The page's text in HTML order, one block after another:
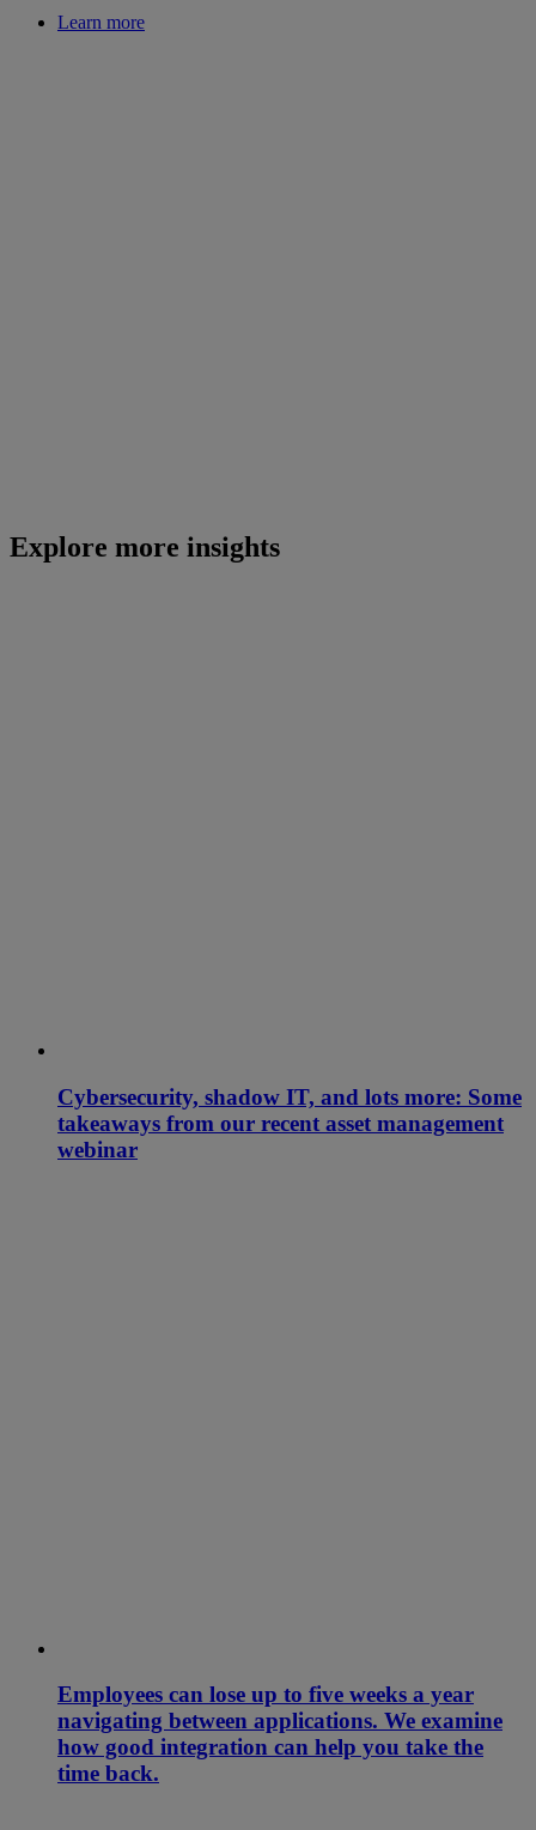
Learn more
Explore more insights
Cybersecurity, shadow IT, and lots more: Some
takeaways from our recent asset management
webinar
Employees can lose up to five weeks a year
navigating between applications. We examine
how good integration can help you take the
time back.